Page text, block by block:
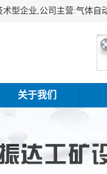
关于我们